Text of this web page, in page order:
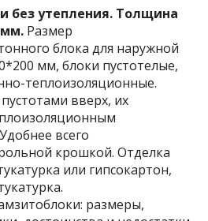
без утепления. Толщина
Размер
блока для наружной
мм, блоки пустотелые,
теплоизоляционные.
вверх, их
всего
крошкой. Отделка
или гипсокартон,